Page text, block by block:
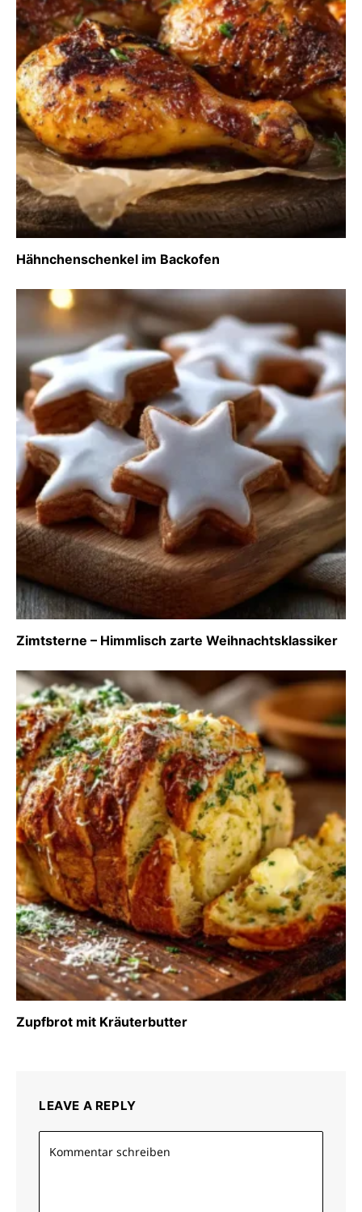
Hähnchenschenkel im Backofen
Zimtsterne – Himmlisch zarte Weihnachtsklassiker
Zupfbrot mit Kräuterbutter
LEAVE A REPLY